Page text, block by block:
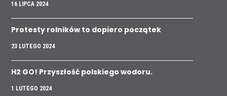
16 LIPCA 2024
Protesty rolników to dopiero początek
23 LUTEGO 2024
H2 GO! Przyszłość polskiego wodoru.
1 LUTEGO 2024